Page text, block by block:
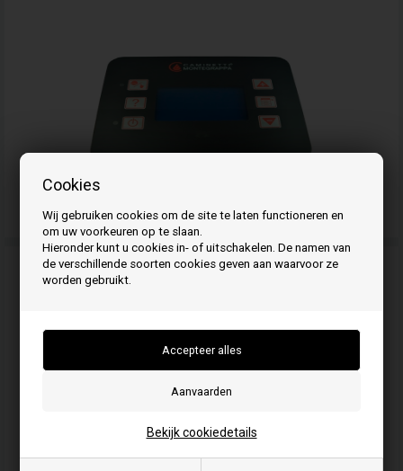
Cookies
Wij gebruiken cookies om de site te laten functioneren en
om uw voorkeuren op te slaan.
Hieronder kunt u cookies in- of uitschakelen. De namen van
de verschillende soorten cookies geven aan waarvoor ze
worden gebruikt.
Bekijk cookiedetails
Display voor Invicta
Afdichtkoord voor pelletkachel